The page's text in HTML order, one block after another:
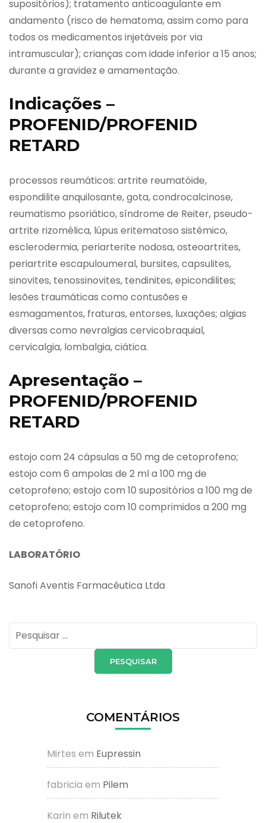
supositórios); tratamento anticoagulante em
andamento (risco de hematoma, assim como para
todos os medicamentos injetáveis por via
intramuscular); crianças com idade inferior a 15 anos;
durante a gravidez e amamentação.
Indicações –
PROFENID/PROFENID
RETARD
processos reumáticos: artrite reumatóide,
espondilite anquilosante, gota, condrocalcinose,
reumatismo psoriático, síndrome de Reiter, pseudo-
artrite rizomélica, lúpus eritematoso sistêmico,
esclerodermia, periarterite nodosa, osteoartrites,
periartrite escapuloumeral, bursites, capsulites,
sinovites, tenossinovites, tendinites, epicondilites;
lesões traumáticas como contusões e
esmagamentos, fraturas, entorses, luxações; algias
diversas como nevralgias cervicobraquial,
cervicalgia, lombalgia, ciática.
Apresentação –
PROFENID/PROFENID
RETARD
estojo com 24 cápsulas a 50 mg de cetoprofeno;
estojo com 6 ampolas de 2 ml a 100 mg de
cetoprofeno; estojo com 10 supositórios a 100 mg de
cetoprofeno; estojo com 10 comprimidos a 200 mg
de cetoprofeno.
LABORATÓRIO
Sanofi Aventis Farmacêutica Ltda
Pesquisar
por:
COMENTÁRIOS
Mirtes em Eupressin
fabricia em Pilem
Karin em Rilutek